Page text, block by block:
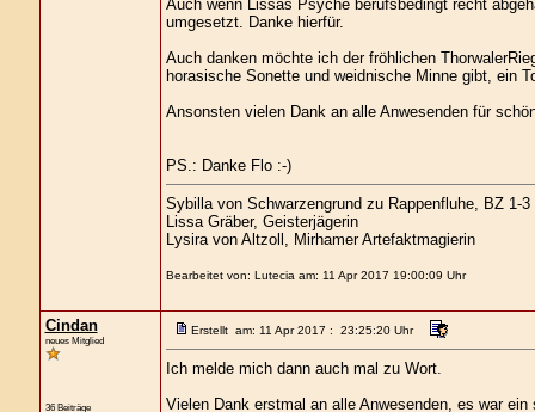
Auch wenn Lissas Psyche berufsbedingt recht
umgesetzt. Danke hierfür.
Auch danken möchte ich der fröhlichen
horasische Sonette und weidnische Minne gibt, ein
Ansonsten vielen Dank an alle Anwesenden für
PS.: Danke Flo :-)
Sybilla von Schwarzengrund zu Rappenfluhe, BZ 1-3
Lissa Gräber, Geisterjägerin
Lysira von Altzoll, Mirhamer Artefaktmagierin
Bearbeitet von: Lutecia am: 11 Apr 2017 19:00:09 Uhr
Cindan
neues Mitglied
36 Beiträge
Erstellt am: 11 Apr 2017 : 23:25:20 Uhr
Ich melde mich dann auch mal zu Wort.
Vielen Dank erstmal an alle Anwesenden, es war